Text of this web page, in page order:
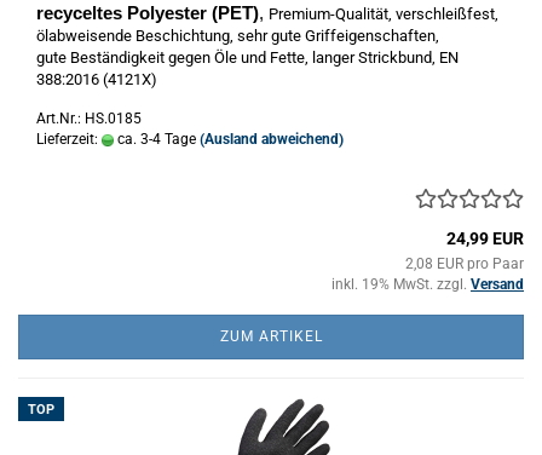
recyceltes Polyester (PET), Premium-Qualität, verschleißfest,
ölabweisende Beschichtung, sehr gute Griffeigenschaften,
gute Beständigkeit gegen Öle und Fette, langer Strickbund, ​EN
388:2016 (4121X)
Art.Nr.: HS.0185
Lieferzeit:
ca. 3-4 Tage (Ausland abweichend)
24,99 EUR
2,08 EUR pro Paar
inkl. 19% MwSt. zzgl. Versand
ZUM ARTIKEL
TOP